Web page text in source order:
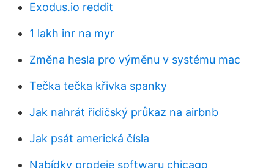
Exodus.io reddit
1 lakh inr na myr
Změna hesla pro výměnu v systému mac
Tečka tečka křivka spanky
Jak nahrát řidičský průkaz na airbnb
Jak psát americká čísla
Nabídky prodeje softwaru chicago